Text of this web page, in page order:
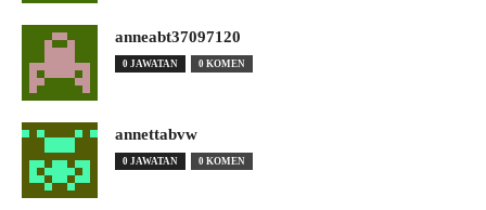
anneabt37097120
0 JAWATAN 0 KOMEN
annettabvw
0 JAWATAN 0 KOMEN